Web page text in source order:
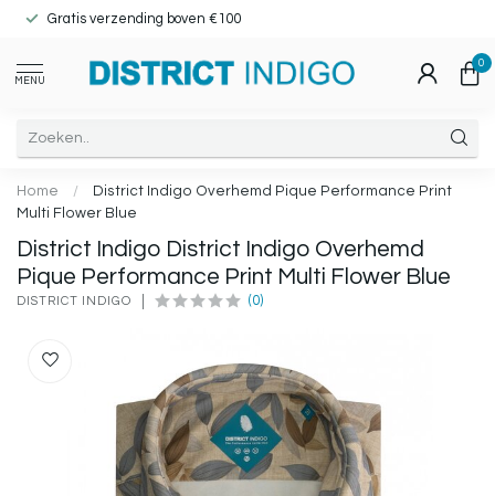
Gratis verzending boven €100
MENU
0
Home /
District Indigo Overhemd Pique Performance Print
Multi Flower Blue
District Indigo District Indigo Overhemd
Pique Performance Print Multi Flower Blue
DISTRICT INDIGO (0)